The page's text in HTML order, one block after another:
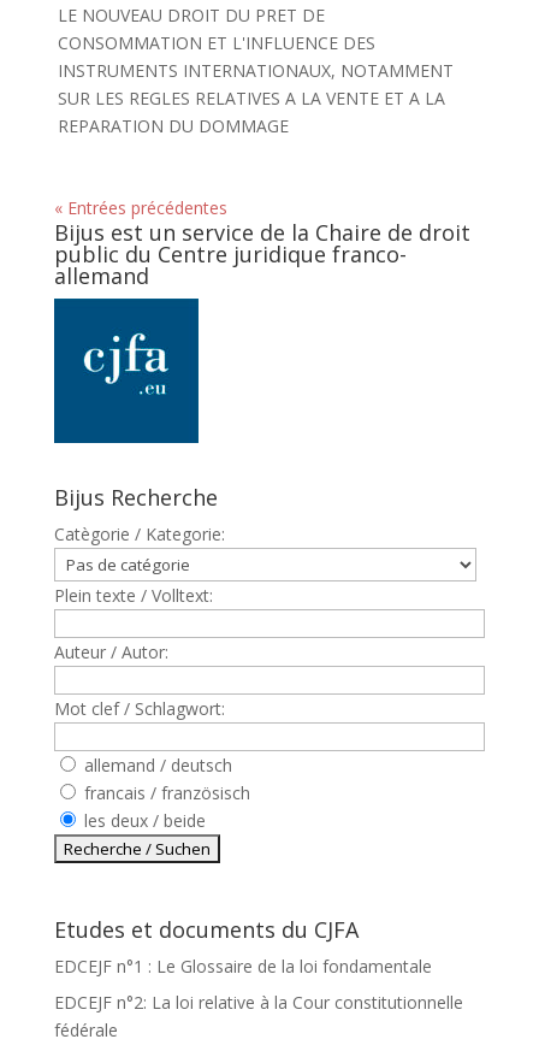
LE NOUVEAU DROIT DU PRET DE
CONSOMMATION ET L'INFLUENCE DES
INSTRUMENTS INTERNATIONAUX, NOTAMMENT
SUR LES REGLES RELATIVES A LA VENTE ET A LA
REPARATION DU DOMMAGE
« Entrées précédentes
Bijus est un service de la Chaire de droit
public du Centre juridique franco-
allemand
Bijus Recherche
Catègorie / Kategorie:
Plein texte / Volltext:
Auteur / Autor:
Mot clef / Schlagwort:
allemand / deutsch
francais / französisch
les deux / beide
Etudes et documents du CJFA
EDCEJF n°1 : Le Glossaire de la loi fondamentale
EDCEJF n°2: La loi relative à la Cour constitutionnelle
fédérale